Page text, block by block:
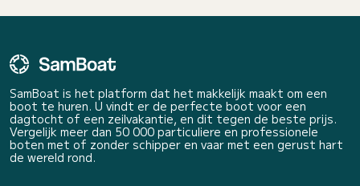
SamBoat is het platform dat het makkelijk maakt om een
boot te huren. U vindt er de perfecte boot voor een
dagtocht of een zeilvakantie, en dit tegen de beste prijs.
Vergelijk meer dan 50 000 particuliere en professionele
boten met of zonder schipper en vaar met een gerust hart
de wereld rond.